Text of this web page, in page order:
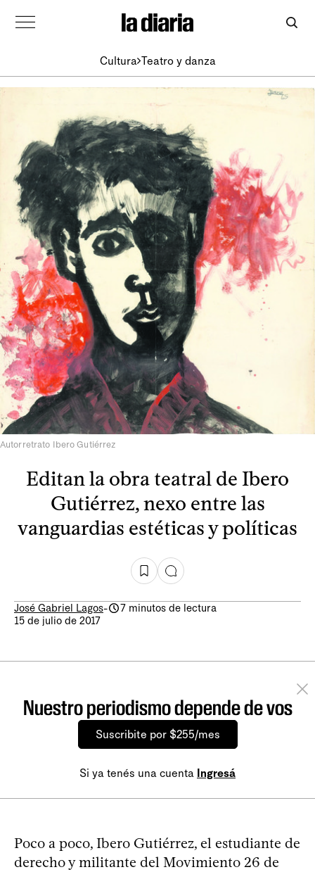
Cultura Teatro y danza
Autorretrato Ibero Gutiérrez
Editan la obra teatral de Ibero
Gutiérrez, nexo entre las
vanguardias estéticas y políticas
José Gabriel Lagos-
7 minutos de lectura
15 de julio de 2017
Nuestro periodismo depende de vos
Suscribite por $255/mes
Si ya tenés una cuenta Ingresá
Poco a poco, Ibero Gutiérrez, el estudiante de
derecho y militante del Movimiento 26 de